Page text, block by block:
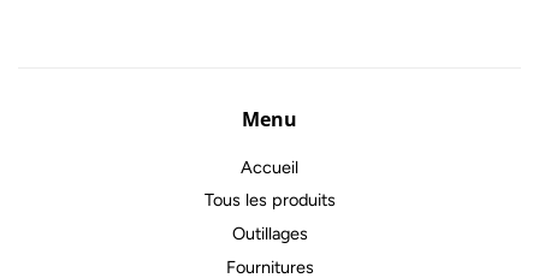
Menu
Accueil
Tous les produits
Outillages
Fournitures